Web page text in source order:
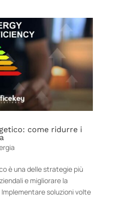
come ridurre i
è una delle strategie più
e migliorare la
soluzioni volte